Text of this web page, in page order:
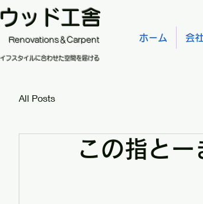
ホーム 会
ッド工舎
​Renovations＆Carpent
フスタイルに合わせた空間を届ける
All Posts
この指とー